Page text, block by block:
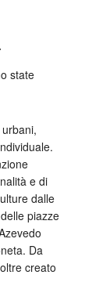
state
e di
dalle
piazze
Da
creato